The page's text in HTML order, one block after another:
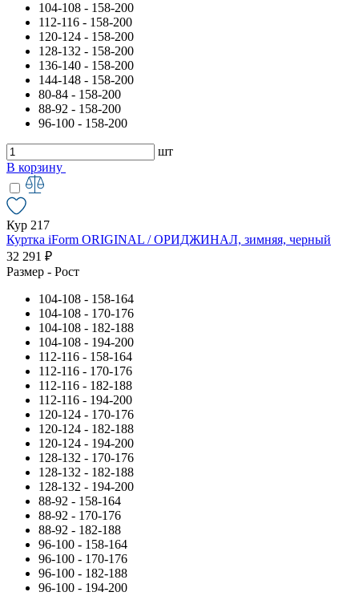
104-108 - 158-200
112-116 - 158-200
120-124 - 158-200
128-132 - 158-200
136-140 - 158-200
144-148 - 158-200
80-84 - 158-200
88-92 - 158-200
96-100 - 158-200
шт
В корзину
Кур 217
Куртка iForm ORIGINAL / ОРИДЖИНАЛ, зимняя, черный
32 291 ₽
Размер - Рост
104-108 - 158-164
104-108 - 170-176
104-108 - 182-188
104-108 - 194-200
112-116 - 158-164
112-116 - 170-176
112-116 - 182-188
112-116 - 194-200
120-124 - 170-176
120-124 - 182-188
120-124 - 194-200
128-132 - 170-176
128-132 - 182-188
128-132 - 194-200
88-92 - 158-164
88-92 - 170-176
88-92 - 182-188
96-100 - 158-164
96-100 - 170-176
96-100 - 182-188
96-100 - 194-200